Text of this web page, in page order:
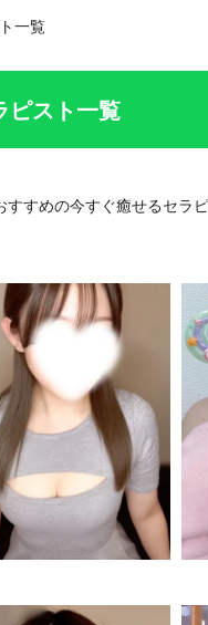
一覧
ピスト一覧
すめの今すぐ癒せるセラピ